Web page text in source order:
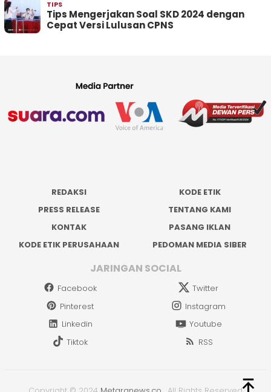
TIPS
Tips Mengerjakan Soal SKD 2024 dengan
Cepat Versi Lulusan CPNS
REDAKSI
KODE ETIK
PRESS RELEASE
TENTANG KAMI
KONTAK
PASANG IKLAN
KODE ETIK PERUSAHAAN
PEDOMAN MEDIA SIBER
JARINGAN SOCIAL
Facebook
Twitter
Pinterest
Instagram
Linkedin
Youtube
Tiktok
RSS